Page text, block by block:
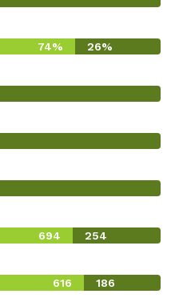
74% 26%
694 254
616 186